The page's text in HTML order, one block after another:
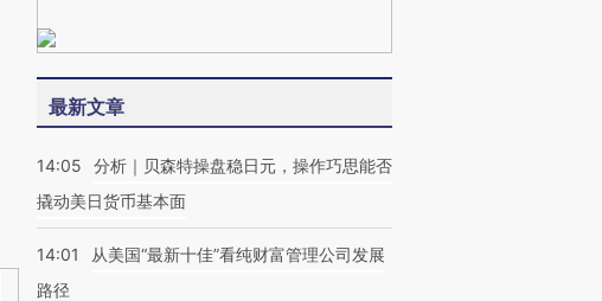
最新文章
14:05
分析｜贝森特操盘稳日元，操作巧思能否
撬动美日货币基本面
14:01
从美国“最新十佳”看纯财富管理公司发展
路径